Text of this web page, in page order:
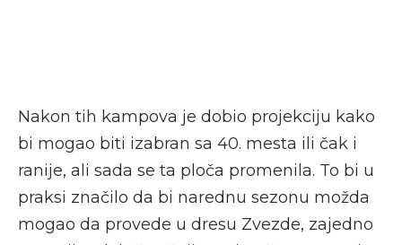
Nakon tih kampova je dobio projekciju kako
bi mogao biti izabran sa 40. mesta ili čak i
ranije, ali sada se ta ploča promenila. To bi u
praksi značilo da bi narednu sezonu možda
mogao da provede u dresu Zvezde, zajedno